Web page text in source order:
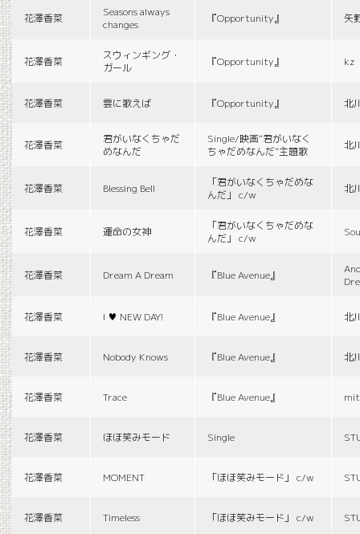
花澤香菜
Seasons always
changes
『Opportunity』 矢
花澤香菜
スウィンギング・
ガール
『Opportunity』 kz
花澤香菜 雲に歌えば 『Opportunity』 北
花澤香菜
君がいなくちゃだ
めなんだ
Single/映画“君がいなく
ちゃだめなんだ”主題歌
北
花澤香菜 Blessing Bell
「君がいなくちゃだめな
んだ」 c/w
北
花澤香菜 運命の女神
「君がいなくちゃだめな
んだ」 c/w
花澤香菜 Dream A Dream 『Blue Avenue』
花澤香菜 I ♥ NEW DAY! 『Blue Avenue』 北
花澤香菜 Nobody Knows 『Blue Avenue』 北
花澤香菜 Trace 『Blue Avenue』
花澤香菜 ほほ笑みモード Single
花澤香菜 MOMENT 「ほほ笑みモード」 c/w
花澤香菜 Timeless 「ほほ笑みモード」 c/w